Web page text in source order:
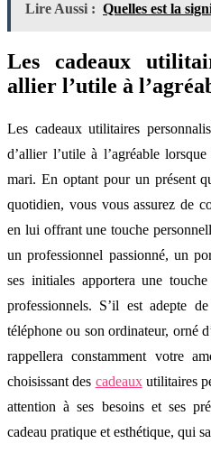
Lire Aussi : Quelles est la
Les cadeaux
allier l’utile à
Les cadeaux utilitaires
d’allier l’utile à l’agréable
mari. En optant pour un présent
quotidien, vous vous assurez de
en lui offrant une touche
un professionnel passionné, un
ses initiales apportera une
professionnels. S’il est adepte
téléphone ou son ordinateur, orné
rappellera constamment votre
choisissant des cadeauxutilitaires
attention à ses besoins et ses
cadeau pratique et esthétique, qui